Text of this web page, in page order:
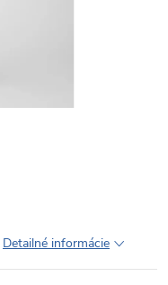
Detailné informácie